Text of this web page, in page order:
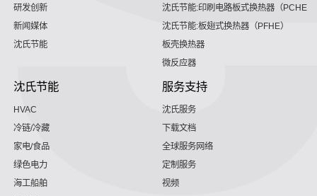
研发创新
新闻媒体
沈氏节能
沈氏节能:印刷电路板式换热器（PCHE）
沈氏节能:板翅式换热器（PFHE）
板壳换热器
微反应器
沈氏节能
HVAC
冷链/冷藏
家电/食品
绿色电力
海工船舶
服务支持
沈氏服务
下载文档
全球服务网络
定制服务
视频